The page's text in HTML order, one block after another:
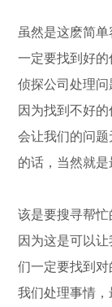
虽然是这麽简
一定要找到好
侦探公司处理问
因为找到不好
会让我们的问
的话，当然就是
该是要搜寻帮忙
因为这是可以
们一定要找到
我们处理事情